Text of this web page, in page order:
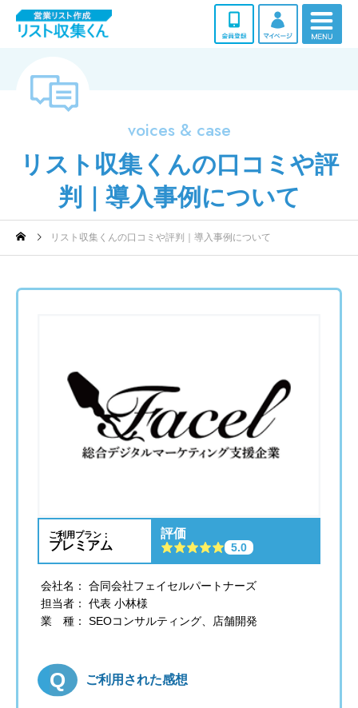
voices & case
リスト収集くんの口コミや評
判｜導入事例について
リスト収集くんの口コミや評判｜導入事例について
ご利用プラン：
プレミアム
評価
5.0
会社名： 合同会社フェイセルパートナーズ
担当者： 代表 小林様
業 種： SEOコンサルティング、店舗開発
ご利用された感想